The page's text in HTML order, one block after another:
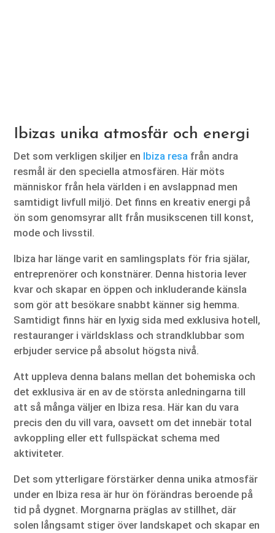
Ibizas unika atmosfär och energi
Det som verkligen skiljer en Ibiza resa från andra
resmål är den speciella atmosfären. Här möts
människor från hela världen i en avslappnad men
samtidigt livfull miljö. Det finns en kreativ energi på
ön som genomsyrar allt från musikscenen till konst,
mode och livsstil.
Ibiza har länge varit en samlingsplats för fria själar,
entreprenörer och konstnärer. Denna historia lever
kvar och skapar en öppen och inkluderande känsla
som gör att besökare snabbt känner sig hemma.
Samtidigt finns här en lyxig sida med exklusiva hotell,
restauranger i världsklass och strandklubbar som
erbjuder service på absolut högsta nivå.
Att uppleva denna balans mellan det bohemiska och
det exklusiva är en av de största anledningarna till
att så många väljer en Ibiza resa. Här kan du vara
precis den du vill vara, oavsett om det innebär total
avkoppling eller ett fullspäckat schema med
aktiviteter.
Det som ytterligare förstärker denna unika atmosfär
under en Ibiza resa är hur ön förändras beroende på
tid på dygnet. Morgnarna präglas av stillhet, där
solen långsamt stiger över landskapet och skapar en